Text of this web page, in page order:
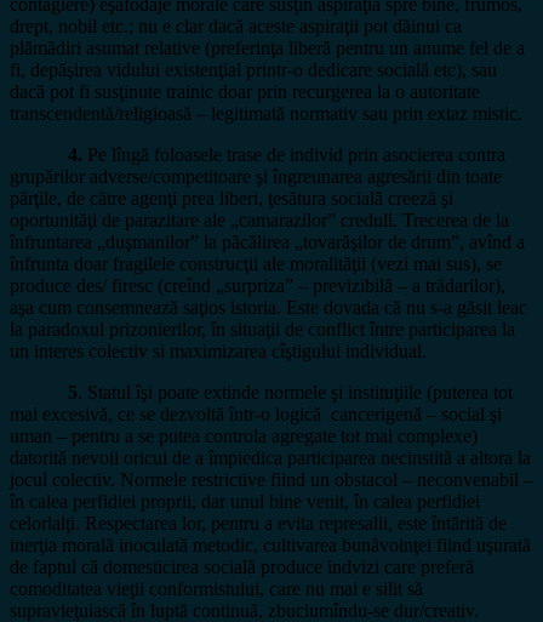
drept, nobil etc.; nu e clar dacă aceste aspiraţii pot dăinui ca
plămădiri asumat relative (preferinţa liberă pentru un anume fel de a
fi, depăşirea vidului existenţial printr-o dedicare socială etc), sau
dacă pot fi susţinute trainic doar prin recurgerea la o autoritate
transcendentă/religioasă – legitimată normativ sau prin extaz mistic.
4. Pe lîngă foloasele trase de individ prin asocierea contra
grupărilor adverse/competitoare şi îngreunarea agresării din toate
părţile, de către agenţi prea liberi, ţesătura socială creeză şi
oportunităţi de parazitare ale „camarazilor” creduli. Trecerea de la
înfruntarea „duşmanilor” la păcălirea „tovarăşilor de drum”, avînd a
înfrunta doar fragilele construcţii ale moralităţii (vezi mai sus), se
produce des/ firesc (creînd „surpriza” – previzibilă – a trădarilor),
aşa cum consemnează saţios istoria. Este dovada că nu s-a găsit leac
la paradoxul prizonierilor, în situaţii de conflict între participarea la
un interes colectiv si maximizarea cîştigului individual.
5. Statul îşi poate extinde normele şi instituţiile (puterea tot
mai excesivă, ce se dezvoltă într-o logică cancerigenă – social şi
uman – pentru a se putea controla agregate tot mai complexe)
datorită nevoii oricui de a împiedica participarea necinstită a altora la
jocul colectiv. Normele restrictive fiind un obstacol – neconvenabil –
în calea perfidiei proprii, dar unul bine venit, în calea perfidiei
celorlalţi. Respectarea lor, pentru a evita represalii, este întărită de
inerţia morală inoculată metodic, cultivarea bunăvoinţei fiind uşurată
de faptul că domesticirea socială produce indvizi care preferă
comoditatea vieţii conformistului, care nu mai e silit să
supravieţuiască în luptă continuă, zbuciumîndu-se dur/creativ.